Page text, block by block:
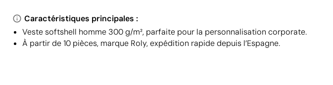
Caractéristiques principales :
Veste softshell homme 300 g/m², parfaite pour la personnalisation corporate.
À partir de 10 pièces, marque Roly, expédition rapide depuis l’Espagne.